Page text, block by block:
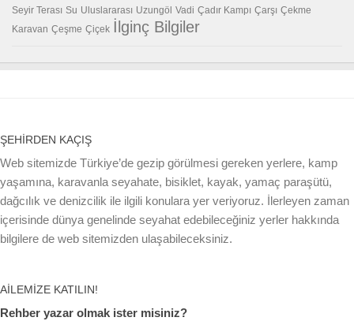
Seyir Terası Su Uluslararası Uzungöl Vadi Çadır Kampı Çarşı Çekme
Karavan Çeşme Çiçek İlginç Bilgiler
ŞEHIRDEN KAÇIŞ
Web sitemizde Türkiye’de gezip görülmesi gereken yerlere, kamp
yaşamına, karavanla seyahate, bisiklet, kayak, yamaç paraşütü,
dağcılık ve denizcilik ile ilgili konulara yer veriyoruz. İlerleyen zaman
içerisinde dünya genelinde seyahat edebileceğiniz yerler hakkında
bilgilere de web sitemizden ulaşabileceksiniz.
AILEMIZE KATILIN!
Rehber yazar olmak ister misiniz?